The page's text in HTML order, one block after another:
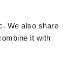
We also share
it withSpring